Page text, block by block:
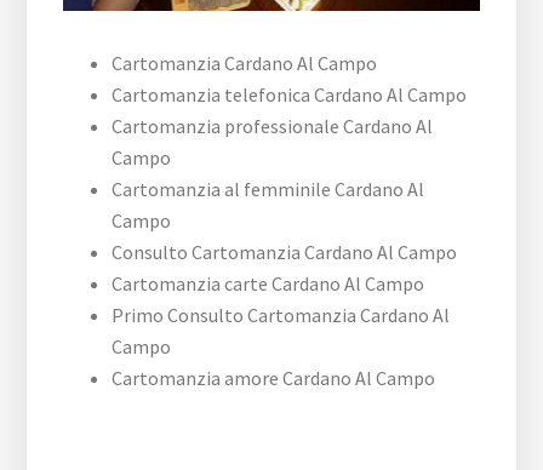
Cartomanzia Cardano Al Campo
Cartomanzia telefonica Cardano Al Campo
Cartomanzia professionale Cardano Al
Campo
Cartomanzia al femminile Cardano Al
Campo
Consulto Cartomanzia Cardano Al Campo
Cartomanzia carte Cardano Al Campo
Primo Consulto Cartomanzia Cardano Al
Campo
Cartomanzia amore Cardano Al Campo